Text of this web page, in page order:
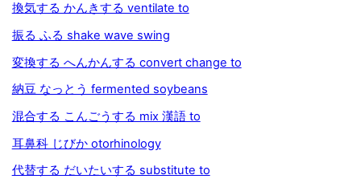
換気する かんきする ventilate to
振る ふる shake wave swing
変換する へんかんする convert change to
納豆 なっとう fermented soybeans
混合する こんごうする mix 漢語 to
耳鼻科 じびか otorhinology
代替する だいたいする substitute to